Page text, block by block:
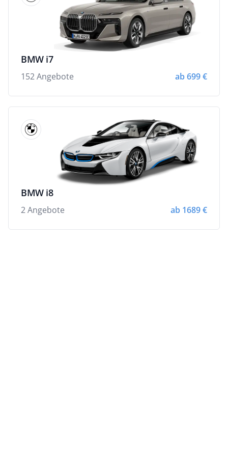
BMW i7
152 Angebote ab 699 €
BMW i8
2 Angebote ab 1689 €